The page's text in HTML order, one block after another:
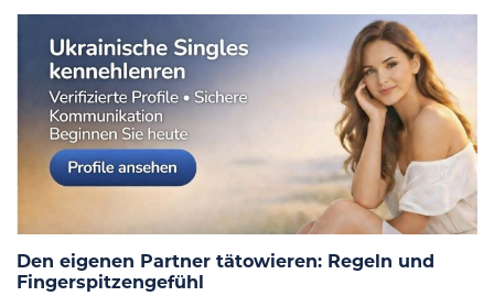
Den eigenen Partner tätowieren: Regeln und
Fingerspitzengefühl